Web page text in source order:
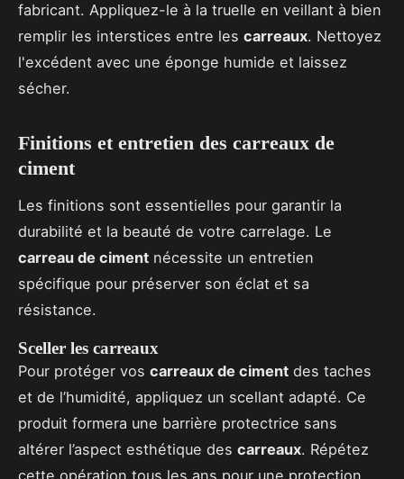
fabricant. Appliquez-le à la truelle en veillant à bien
remplir les interstices entre les carreaux. Nettoyez
l'excédent avec une éponge humide et laissez
sécher.
Finitions et entretien des carreaux de
ciment
Les finitions sont essentielles pour garantir la
durabilité et la beauté de votre carrelage. Le
carreau de ciment nécessite un entretien
spécifique pour préserver son éclat et sa
résistance.
Sceller les carreaux
Pour protéger vos carreaux de ciment des taches
et de l’humidité, appliquez un scellant adapté. Ce
produit formera une barrière protectrice sans
altérer l’aspect esthétique des carreaux. Répétez
cette opération tous les ans pour une protection